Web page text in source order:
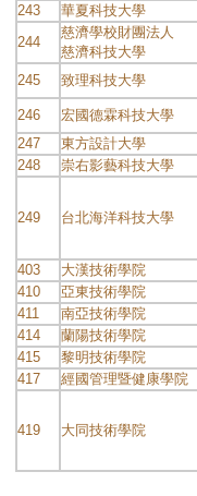
243
華夏科技大學
244
慈濟學校財團法人
慈濟科技大學
245
致理科技大學
246
宏國德霖科技大學
247
東方設計大學
248
崇右影藝科技大學
249 台北海洋科技大學
403
大漢技術學院
410
亞東技術學院
411
南亞技術學院
414
蘭陽技術學院
415
黎明技術學院
417
經國管理暨健康學院
419 大同技術學院